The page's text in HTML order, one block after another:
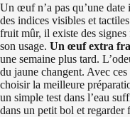
Un œuf n’a pas qu’une date
des indices visibles et
fruit mûr, il existe des
son usage. Un œuf extra
une semaine plus tard.
du jaune changent. Avec
choisir la meilleure
un simple test dans l’eau
dans un petit bol et